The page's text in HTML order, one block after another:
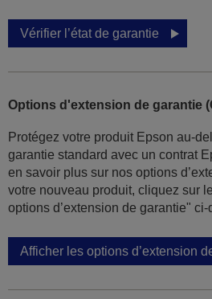
Vérifier l’état de garantie
Options d'extension de garantie
Protégez votre produit Epson au-
garantie standard avec un contrat
en savoir plus sur nos options
votre nouveau produit, cliquez sur
options d’extension de garantie" ci-
Afficher les options d’extension